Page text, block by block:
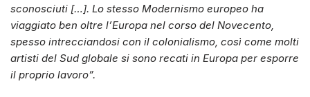
sconosciuti […]. Lo stesso Modernismo europeo ha
viaggiato ben oltre l’Europa nel corso del Novecento,
spesso intrecciandosi con il colonialismo, così come molti
artisti del Sud globale si sono recati in Europa per esporre
il proprio lavoro”.